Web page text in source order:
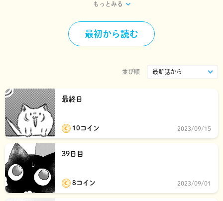
もっとみる
最初から読む
並び順
最終日
10コイン 2023/09/15
39日目
8コイン 2023/09/01